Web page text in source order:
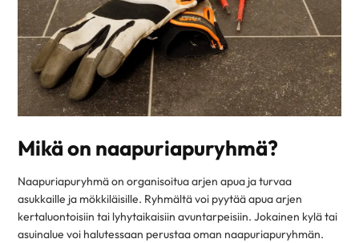
Mikä on naapuriapuryhmä?
Naapuriapuryhmä on organisoitua arjen apua ja turvaa
asukkaille ja mökkiläisille. Ryhmältä voi pyytää apua arjen
kertaluontoisiin tai lyhytaikaisiin avuntarpeisiin. Jokainen kylä tai
asuinalue voi halutessaan perustaa oman naapuriapuryhmän.